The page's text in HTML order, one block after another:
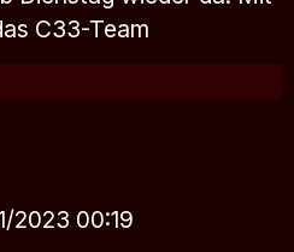
C33-Team
2023 00:19